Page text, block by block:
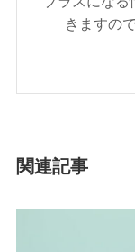
きますの
関連記事